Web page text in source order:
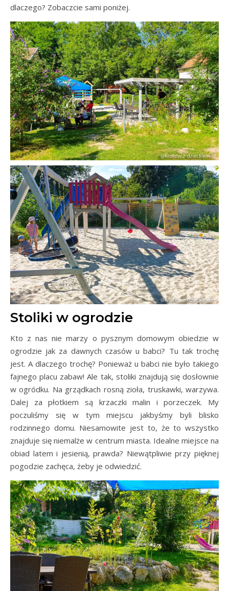
dlaczego? Zobaczcie sami poniżej.
Stoliki w ogrodzie
Kto z nas nie marzy o pysznym domowym obiedzie w
ogrodzie jak za dawnych czasów u babci? Tu tak trochę
jest. A dlaczego trochę? Ponieważ u babci nie było takiego
fajnego placu zabaw! Ale tak, stoliki znajdują się dosłownie
w ogródku. Na grządkach rosną zioła, truskawki, warzywa.
Dalej za płotkiem są krzaczki malin i porzeczek. My
poczuliśmy się w tym miejscu jakbyśmy byli blisko
rodzinnego domu. Niesamowite jest to, że to wszystko
znajduje się niemalże w centrum miasta. Idealne miejsce na
obiad latem i jesienią, prawda? Niewątpliwie przy pięknej
pogodzie zachęca, żeby je odwiedzić.